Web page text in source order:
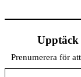
Upptäck
Prenumerera för
Skriv din e-post …